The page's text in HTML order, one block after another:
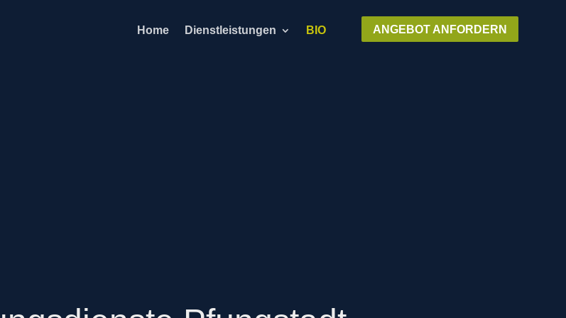
Home Dienstleistungen BIO ANGEBOT ANFORDERN